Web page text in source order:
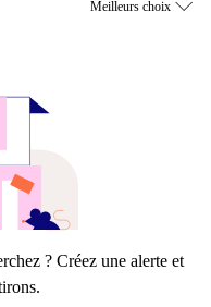
? Créez une alerte et